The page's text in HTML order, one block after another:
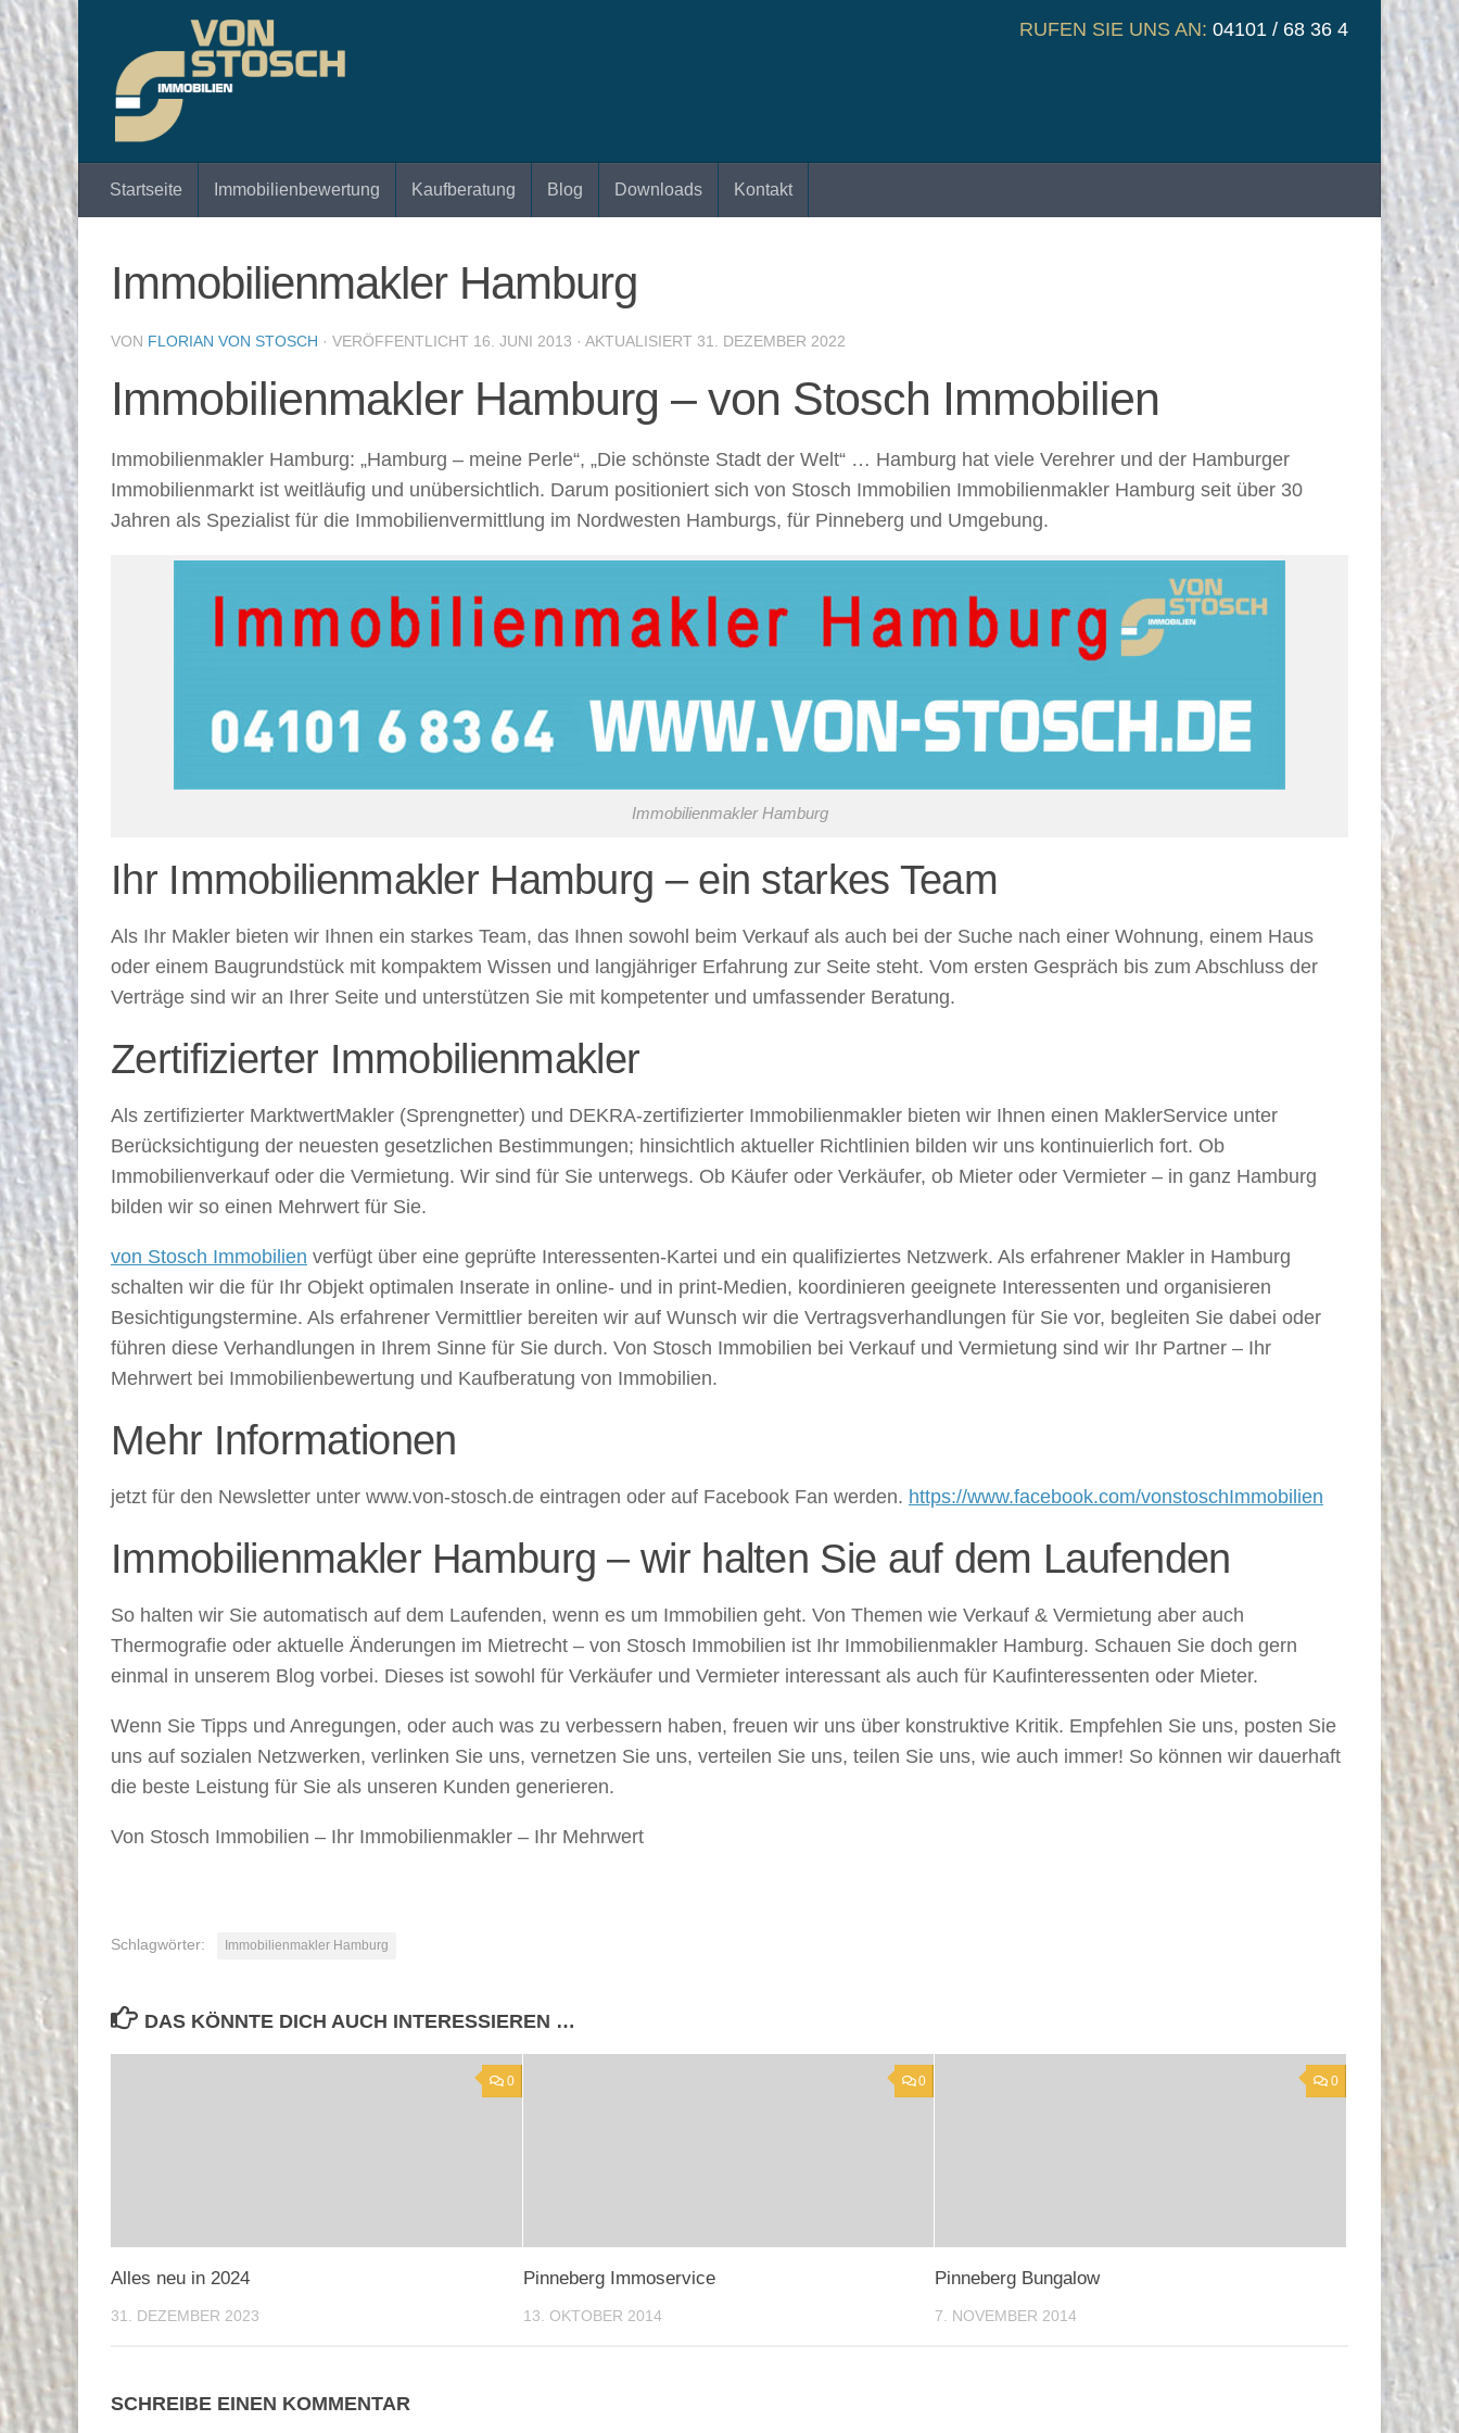
Zum Inhalt springen RUFEN SIE UNS AN: 04101 / 68 36 4
Startseite Immobilienbewertung Kaufberatung Blog Downloads Kontakt
Immobilienmakler Hamburg
VON FLORIAN VON STOSCH · VERÖFFENTLICHT 16. JUNI 2013 · AKTUALISIERT 31. DEZEMBER 2022
Immobilienmakler Hamburg – von Stosch Immobilien
Immobilienmakler Hamburg: „Hamburg – meine Perle“, „Die schönste Stadt der Welt“ … Hamburg hat viele Verehrer und der Hamburger
Immobilienmarkt ist weitläufig und unübersichtlich. Darum positioniert sich von Stosch Immobilien Immobilienmakler Hamburg seit über 30
Jahren als Spezialist für die Immobilienvermittlung im Nordwesten Hamburgs, für Pinneberg und Umgebung.
Immobilienmakler Hamburg
Ihr Immobilienmakler Hamburg – ein starkes Team
Als Ihr Makler bieten wir Ihnen ein starkes Team, das Ihnen sowohl beim Verkauf als auch bei der Suche nach einer Wohnung, einem Haus
oder einem Baugrundstück mit kompaktem Wissen und langjähriger Erfahrung zur Seite steht. Vom ersten Gespräch bis zum Abschluss der
Verträge sind wir an Ihrer Seite und unterstützen Sie mit kompetenter und umfassender Beratung.
Zertifizierter Immobilienmakler
Als zertifizierter MarktwertMakler (Sprengnetter) und DEKRA-zertifizierter Immobilienmakler bieten wir Ihnen einen MaklerService unter
Berücksichtigung der neuesten gesetzlichen Bestimmungen; hinsichtlich aktueller Richtlinien bilden wir uns kontinuierlich fort. Ob
Immobilienverkauf oder die Vermietung. Wir sind für Sie unterwegs. Ob Käufer oder Verkäufer, ob Mieter oder Vermieter – in ganz Hamburg
bilden wir so einen Mehrwert für Sie.
von Stosch Immobilien verfügt über eine geprüfte Interessenten-Kartei und ein qualifiziertes Netzwerk. Als erfahrener Makler in Hamburg
schalten wir die für Ihr Objekt optimalen Inserate in online- und in print-Medien, koordinieren geeignete Interessenten und organisieren
Besichtigungstermine. Als erfahrener Vermittlier bereiten wir auf Wunsch wir die Vertragsverhandlungen für Sie vor, begleiten Sie dabei oder
führen diese Verhandlungen in Ihrem Sinne für Sie durch. Von Stosch Immobilien bei Verkauf und Vermietung sind wir Ihr Partner – Ihr
Mehrwert bei Immobilienbewertung und Kaufberatung von Immobilien.
Mehr Informationen
jetzt für den Newsletter unter www.von-stosch.de eintragen oder auf Facebook Fan werden. https://www.facebook.com/vonstoschImmobilien
Immobilienmakler Hamburg – wir halten Sie auf dem Laufenden
So halten wir Sie automatisch auf dem Laufenden, wenn es um Immobilien geht. Von Themen wie Verkauf & Vermietung aber auch
Thermografie oder aktuelle Änderungen im Mietrecht – von Stosch Immobilien ist Ihr Immobilienmakler Hamburg. Schauen Sie doch gern
einmal in unserem Blog vorbei. Dieses ist sowohl für Verkäufer und Vermieter interessant als auch für Kaufinteressenten oder Mieter.
Wenn Sie Tipps und Anregungen, oder auch was zu verbessern haben, freuen wir uns über konstruktive Kritik. Empfehlen Sie uns, posten Sie
uns auf sozialen Netzwerken, verlinken Sie uns, vernetzen Sie uns, verteilen Sie uns, teilen Sie uns, wie auch immer! So können wir dauerhaft
die beste Leistung für Sie als unseren Kunden generieren.
Von Stosch Immobilien – Ihr Immobilienmakler – Ihr Mehrwert
Schlagwörter: Immobilienmakler Hamburg
DAS KÖNNTE DICH AUCH INTERESSIEREN …
0
Alles neu in 2024
31. DEZEMBER 2023
0
Pinneberg Immoservice
13. OKTOBER 2014
0
Pinneberg Bungalow
7. NOVEMBER 2014
SCHREIBE EINEN KOMMENTAR